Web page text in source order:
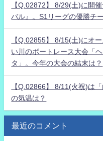
【Q.02872】 8/29(土)に開
バル』。S1リーグの優勝チ
【Q.02855】 8/15(土)にオ
い川のボートレース大会「
タ」。今年の大会の結末は？
【Q.02866】 8/11(火祝)は
の気温は？
最近のコメント